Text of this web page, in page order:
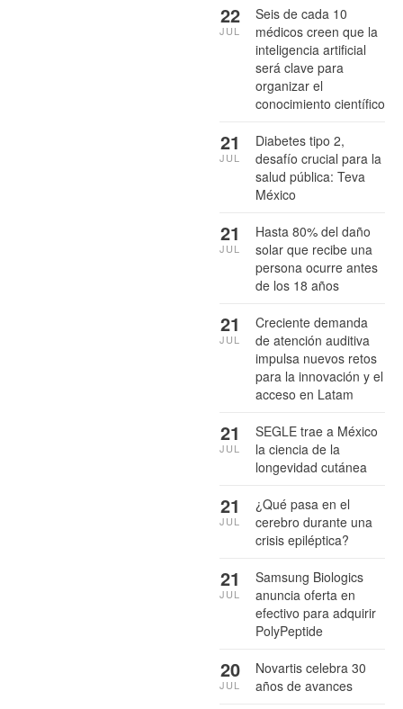
Seis de cada 10
médicos creen que la
inteligencia artificial
será clave para
organizar el
conocimiento científico
22
JUL
Diabetes tipo 2,
desafío crucial para la
salud pública: Teva
México
21
JUL
Hasta 80% del daño
solar que recibe una
persona ocurre antes
de los 18 años
21
JUL
Creciente demanda
de atención auditiva
impulsa nuevos retos
para la innovación y el
acceso en Latam
21
JUL
SEGLE trae a México
la ciencia de la
longevidad cutánea
21
JUL
¿Qué pasa en el
cerebro durante una
crisis epiléptica?
21
JUL
Samsung Biologics
anuncia oferta en
efectivo para adquirir
PolyPeptide
21
JUL
Novartis celebra 30
años de avances
20
JUL